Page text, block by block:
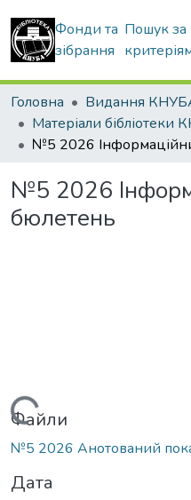
Фонди та
зібрання
Пошук за
Головна
Видання
№5 2026
бюлетень
Вантажиться...
Файли
№5 2026 Анотований
Дата